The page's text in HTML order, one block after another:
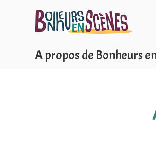
e
A propos de Bonheurs